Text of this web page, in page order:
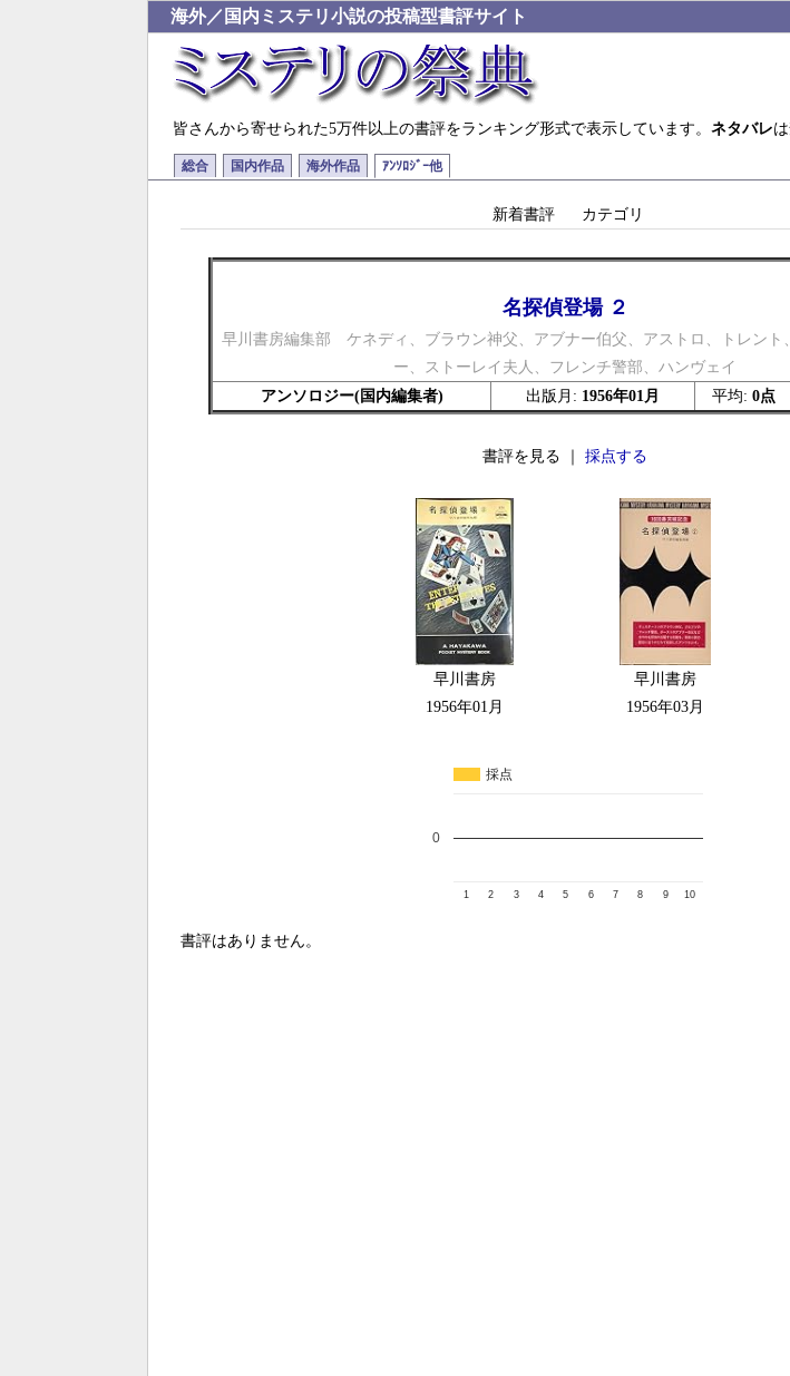
海外／国内ミステリ小説の投稿型書評サイト
皆さんから寄せられた5万件以上の書評をランキング形式で表示しています。 ネタバレ
総合 国内作品 海外作品 ｱﾝｿﾛｼﾞｰ他
新着書評 カテゴリ
名探偵登場 ２
早川書房編集部 ケネディ、ブラウン神父、アブナー伯父、アストロ、トレント
ー、ストーレイ夫人、フレンチ警部、ハンヴェイ
アンソロジー(国内編集者)
出版月: 1956年01月 平均: 0点
書評を見る ｜ 採点する
早川書房
1956年01月
早川書房
1956年03月
採点
1 2 3 4 5 6 7 8 9 10
0
書評はありません。